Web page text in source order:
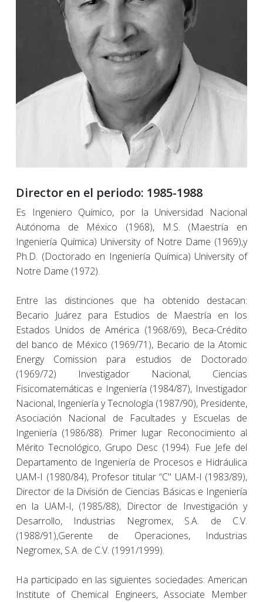
Director en el periodo: 1985-1988
Es Ingeniero Químico, por la Universidad Nacional
Autónoma de México (1968), M.S. (Maestría en
Ingeniería Química) University of Notre Dame (1969),y
Ph.D. (Doctorado en Ingeniería Química) University of
Notre Dame (1972).
Entre las distinciones que ha obtenido destacan:
Becario Juárez para Estudios de Maestría en los
Estados Unidos de América (1968/69), Beca-Crédito
del banco de México (1969/71), Becario de la Atomic
Energy Comission para estudios de Doctorado
(1969/72) Investigador Nacional, Ciencias
Fisicomatemáticas e Ingeniería (1984/87), Investigador
Nacional, Ingeniería y Tecnología (1987/90), Presidente,
Asociación Nacional de Facultades y Escuelas de
Ingeniería (1986/88). Primer lugar Reconocimiento al
Mérito Tecnológico, Grupo Desc (1994). Fue Jefe del
Departamento de Ingeniería de Procesos e Hidráulica
UAM-I (1980/84), Profesor titular “C" UAM-I (1983/89),
Director de la División de Ciencias Básicas e Ingeniería
en la UAM-I, (1985/88), Director de Investigación y
Desarrollo, Industrias Negromex, S.A. de C.V.
(1988/91),Gerente de Operaciones, Industrias
Negromex, S.A. de C.V. (1991/1999).
Ha participado en las siguientes sociedades: American
Institute of Chemical Engineers, Associate Member